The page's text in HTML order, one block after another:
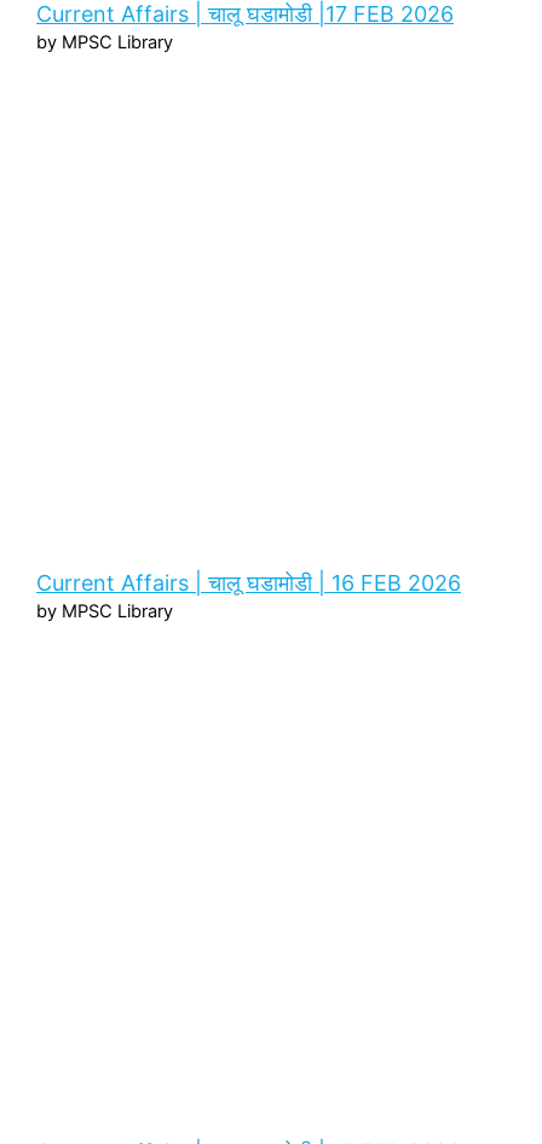
Current Affairs | चालू घडामोडी |17 FEB 2026
by MPSC Library
Current Affairs | चालू घडामोडी | 16 FEB 2026
by MPSC Library